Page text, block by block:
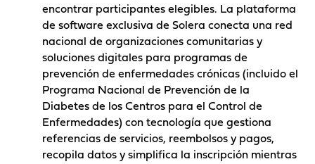
encontrar participantes elegibles. La plataforma
de software exclusiva de Solera conecta una red
nacional de organizaciones comunitarias y
soluciones digitales para programas de
prevención de enfermedades crónicas (incluido el
Programa Nacional de Prevención de la
Diabetes de los Centros para el Control de
Enfermedades) con tecnología que gestiona
referencias de servicios, reembolsos y pagos,
recopila datos y simplifica la inscripción mientras